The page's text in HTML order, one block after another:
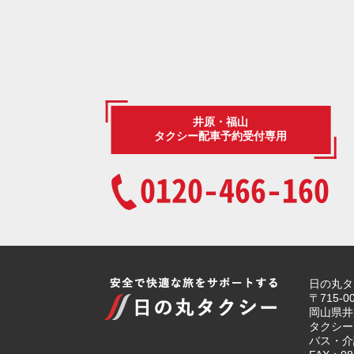
井原・福山
タクシー配車予約受付専用
0120-466-160
日の丸
〒715-
岡山県
タクシ
バス・